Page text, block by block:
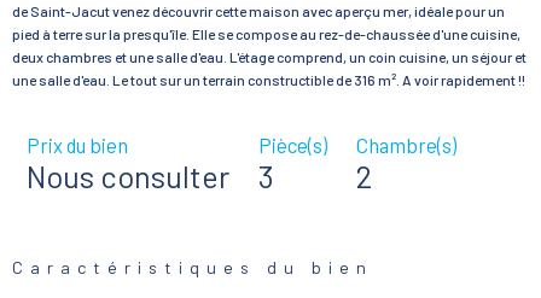
de Saint-Jacut venez découvrir cette maison avec aperçu mer, idéale pour un
pied à terre sur la presqu'île. Elle se compose au rez-de-chaussée d'une cuisine,
deux chambres et une salle d'eau. L'étage comprend, un coin cuisine, un séjour et
Prix du bien
Nous consulter
Pièce(s)
3
Chambre(s)
2
Caractéristiques du bien